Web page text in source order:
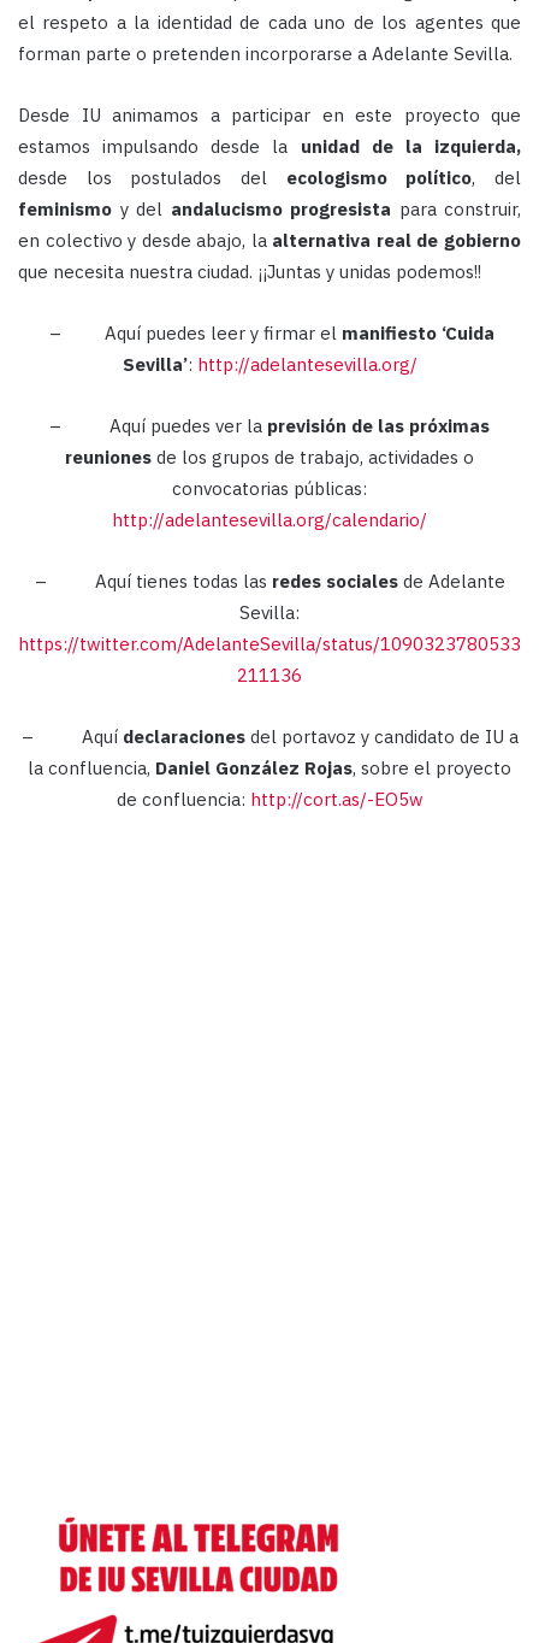
el respeto a la identidad de cada uno de los agentes que
forman parte o pretenden incorporarse a Adelante Sevilla.
Desde IU animamos a participar en este proyecto que
estamos impulsando desde la unidad de la izquierda,
desde los postulados del ecologismo político, del
feminismo y del andalucismo progresista para construir,
en colectivo y desde abajo, la alternativa real de gobierno
que necesita nuestra ciudad. ¡¡Juntas y unidas podemos!!
– Aquí puedes leer y firmar el manifiesto ‘Cuida
Sevilla’: http://adelantesevilla.org/
– Aquí puedes ver la previsión de las próximas
reuniones de los grupos de trabajo, actividades o
convocatorias públicas:
http://adelantesevilla.org/calendario/
– Aquí tienes todas las redes socialesde Adelante
Sevilla:
https://twitter.com/AdelanteSevilla/status/1090323780533
211136
– Aquí declaracionesdel portavoz y candidato de IU a
la confluencia, Daniel González Rojas, sobre el proyecto
de confluencia: http://cort.as/-EO5w